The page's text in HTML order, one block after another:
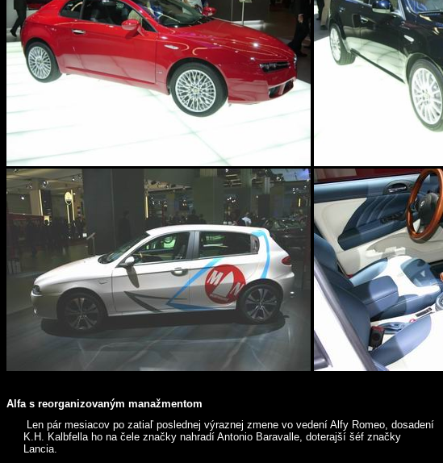
Alfa s reorganizovaným manažmentom
Len pár mesiacov po zatiaľ poslednej výraznej zmene vo vedení Alfy Romeo, dosadení
K.H. Kalbfella ho na čele značky nahradí Antonio Baravalle, doterajší šéf značky
Lancia.